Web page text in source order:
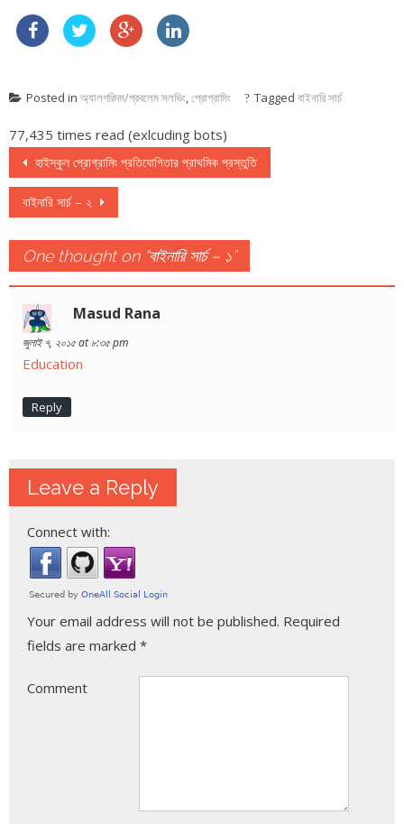
Posted in অ্যালগরিদম/প্রবলেম সলভিং,প্রোগ্রামিং Tagged বাইনারি সার্চ
77,435 times read (exlcuding bots)
Post navigation
হাইস্কুল প্রোগ্রামিং প্রতিযোগিতার প্রাথমিক প্রস্তুতি
বাইনারি সার্চ – ২
One thought on “বাইনারি সার্চ – ১”
Masud Rana
জুলাই ৭, ২০১৫ at ৮:৩৫ pm
Education
Reply
Leave a Reply
Connect with:
Your email address will not be published. Required
fields are marked *
Comment